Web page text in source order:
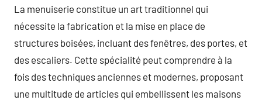
La menuiserie constitue un art traditionnel qui
nécessite la fabrication et la mise en place de
structures boisées, incluant des fenêtres, des portes, et
des escaliers. Cette spécialité peut comprendre à la
fois des techniques anciennes et modernes, proposant
une multitude de articles qui embellissent les maisons